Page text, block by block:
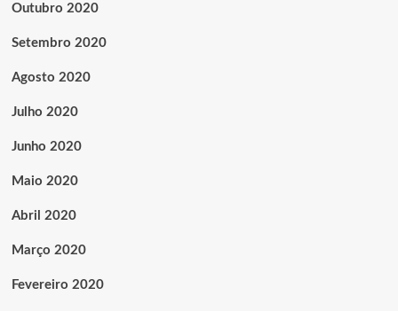
Outubro 2020
Setembro 2020
Agosto 2020
Julho 2020
Junho 2020
Maio 2020
Abril 2020
Março 2020
Fevereiro 2020